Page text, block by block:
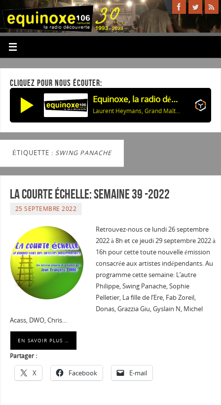
CLIQUEZ POUR NOUS ÉCOUTER:
Equinoxe, la radio découverte
Laurent Heymans, Grand Maître de la Confrérie: Les 60 ans des Compagnons de Buley
ÉTIQUETTE : SWING PANACHE
La courte échelle: semaine 39 -2022
25 SEPTEMBRE 2022
Retrouvez-nous ce lundi 26 septembre
2022 à 8h et ce jeudi 29 septembre 2022 à
16h pour cette toute nouvelle émission
consacrée aux artistes indépendants. Au
programme cette semaine: L’autre
Philippe, Swing Panache, Sophie
Pelletier, La fille de l’Ere, Fab Zoreil,
Donas, Grazzia Giu, Gyslain N, Michel
Acass, DWO, Chris…
EN SAVOIR PLUS …
Partager :
X Facebook E-mail